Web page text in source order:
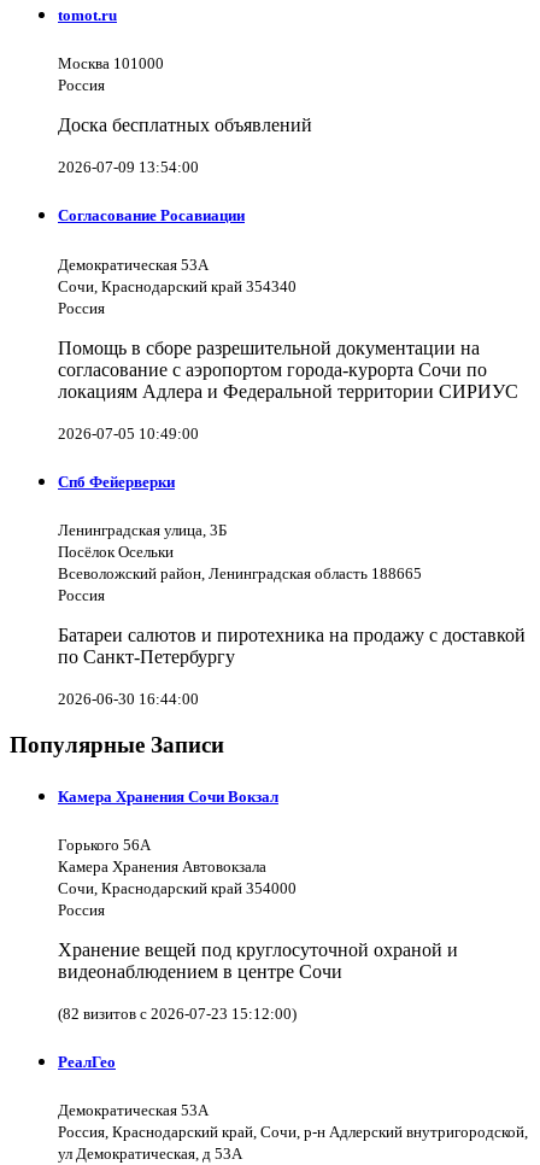
tomot.ru
Москва 101000
Россия
Доска бесплатных объявлений
2026-07-09 13:54:00
Согласование Росавиации
Демократическая 53А
Сочи, Краснодарский край 354340
Россия
Помощь в сборе разрешительной документации на
согласование с аэропортом города-курорта Сочи по
локациям Адлера и Федеральной территории СИРИУС
2026-07-05 10:49:00
Спб Фейерверки
Ленинградская улица, 3Б
Посёлок Осельки
Всеволожский район, Ленинградская область 188665
Россия
Батареи салютов и пиротехника на продажу с доставкой
по Санкт-Петербургу
2026-06-30 16:44:00
Популярные Записи
Камера Хранения Сочи Вокзал
Горького 56А
Камера Хранения Автовокзала
Сочи, Краснодарский край 354000
Россия
Хранение вещей под круглосуточной охраной и
видеонаблюдением в центре Сочи
(82 визитов с 2026-07-23 15:12:00)
РеалГео
Демократическая 53А
Россия, Краснодарский край, Сочи, р-н Адлерский внутригородской,
ул Демократическая, д 53А